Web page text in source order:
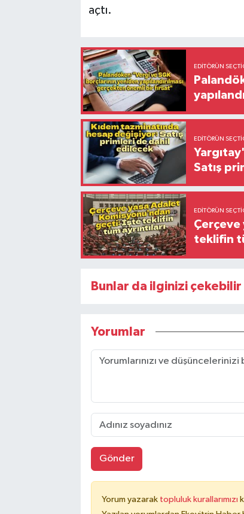
açtı.
EDITÖRÜN
EDITÖRÜN
Satış
EDITÖRÜN
Çerçeve
teklifin
Bunlar da ilginizi çekebilir
Yorumlar
Gönder
Yorum yazarak topluluk kurallarımızı